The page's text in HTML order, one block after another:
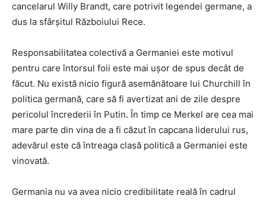
cancelarul Willy Brandt, care potrivit legendei germane, a
dus la sfârșitul Războiului Rece.
Responsabilitatea colectivă a Germaniei este motivul
pentru care întorsul foii este mai ușor de spus decât de
făcut. Nu există nicio figură asemănătoare lui Churchill în
politica germană, care să fi avertizat ani de zile despre
pericolul încrederii în Putin. În timp ce Merkel are cea mai
mare parte din vina de a fi căzut în capcana liderului rus,
adevărul este că întreaga clasă politică a Germaniei este
vinovată.
Germania nu va avea nicio credibilitate reală în cadrul